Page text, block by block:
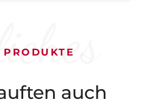
auch